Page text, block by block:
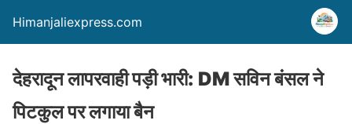
Himanjaliexpress.com
देहरादून लापरवाही पड़ी भारी: DM सविन बंसल ने
पिटकुल पर लगाया बैन